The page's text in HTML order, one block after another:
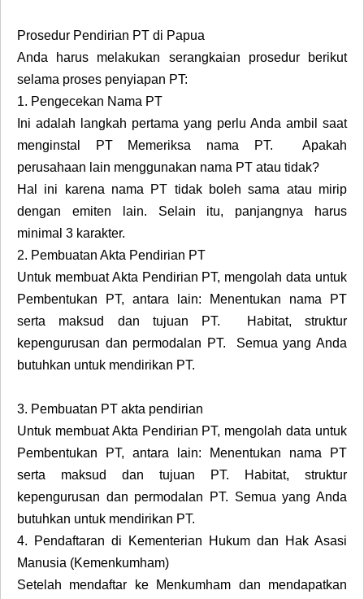
Prosedur Pendirian PT di Papua
Anda harus melakukan serangkaian prosedur berikut
selama proses penyiapan PT:
1. Pengecekan Nama PT
Ini adalah langkah pertama yang perlu Anda ambil saat
menginstal PT Memeriksa nama PT. Apakah
perusahaan lain menggunakan nama PT atau tidak?
Hal ini karena nama PT tidak boleh sama atau mirip
dengan emiten lain. Selain itu, panjangnya harus
minimal 3 karakter.
2. Pembuatan Akta Pendirian PT
Untuk membuat Akta Pendirian PT, mengolah data untuk
Pembentukan PT, antara lain: Menentukan nama PT
serta maksud dan tujuan PT. Habitat, struktur
kepengurusan dan permodalan PT. Semua yang Anda
butuhkan untuk mendirikan PT.
3. Pembuatan PT akta pendirian
Untuk membuat Akta Pendirian PT, mengolah data untuk
Pembentukan PT, antara lain: Menentukan nama PT
serta maksud dan tujuan PT. Habitat, struktur
kepengurusan dan permodalan PT. Semua yang Anda
butuhkan untuk mendirikan PT.
4.
Pendaftaran di Kementerian Hukum dan Hak Asasi
Manusia (Kemenkumham)
Setelah mendaftar ke Menkumham dan mendapatkan